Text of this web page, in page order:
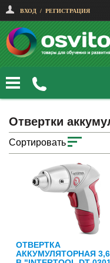
ВХОД / РЕГИСТРАЦИЯ
Отвертки
Сортировать
ОТВЕРТКА
АККУМУЛЯТОРНАЯ 3,6